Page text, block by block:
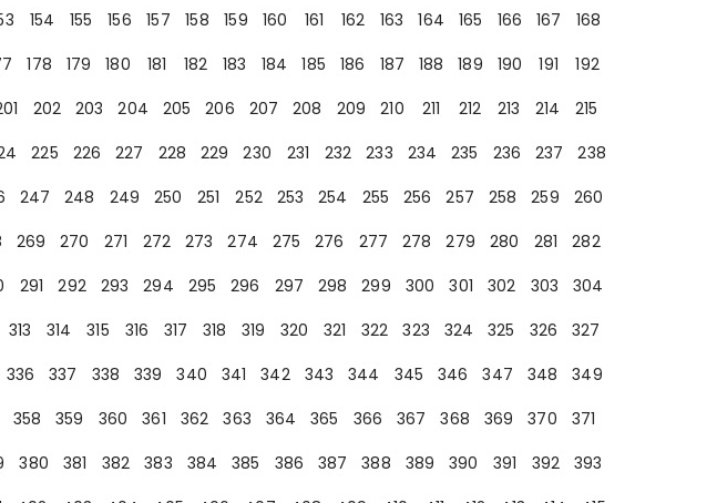
154 155 156 157 158 159 160 161 162 163 164 165 166 167
168
178 179 180 181 182 183 184 185 186 187 188 189 190 191
192
202 203 204 205 206 207 208 209 210 211 212 213 214
215
225 226 227 228 229 230 231 232 233 234 235 236 237
238
247 248 249 250 251 252 253 254 255 256 257 258 259
260
269 270 271 272 273 274 275 276 277 278 279 280 281
282
291 292 293 294 295 296 297 298 299 300 301 302 303
304
313 314 315 316 317 318 319 320 321 322 323 324 325 326
327
336 337 338 339 340 341 342 343 344 345 346 347 348
349
358 359 360 361 362 363 364 365 366 367 368 369 370
371
380 381 382 383 384 385 386 387 388 389 390 391 392
393